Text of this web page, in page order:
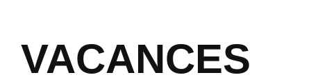
VACANCES